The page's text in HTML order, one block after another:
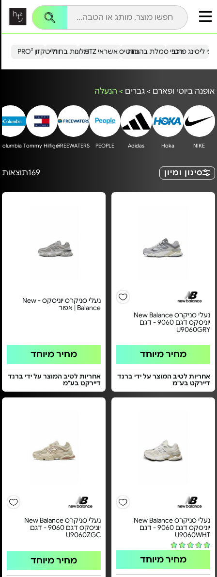
הייטקזון PRO²מלונות בחו"ל כרטיס אשראי HTZ ליסינג פרטירכבי סמלת בהנחה
אופנה ביוטי ופארם > גברים > הנעלה
NIKE
Hoka
Adidas
PEOPLE
FREEWATERS
Tommy Hilfiger
סינון ומיון 169תוצאות
נעלי סניקרס New Balance
יוניסקס דגם 9060 - דגם
U9060GRY
מחיר מיוחד
אחריות לטיב המוצר על ידי ברנד
דיירקט בע"מ
נעלי סניקרס יוניסקס - New
Balance | אפור
מחיר מיוחד
אחריות לטיב המוצר על ידי ברנד
דיירקט בע"מ
נעלי סניקרס New Balance
יוניסקס דגם 9060 - דגם
U9060WHT
מחיר מיוחד
נעלי סניקרס New Balance
יוניסקס דגם 9060 - דגם
U9060ZGC
מחיר מיוחד